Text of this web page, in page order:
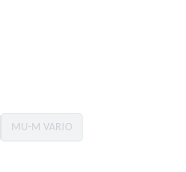
zurzeit nicht verfügbar.)
MU-M VARIO(Diese Option ist zurzeit nicht
verfügbar.)
ist zurzeit nicht verfügbar.)